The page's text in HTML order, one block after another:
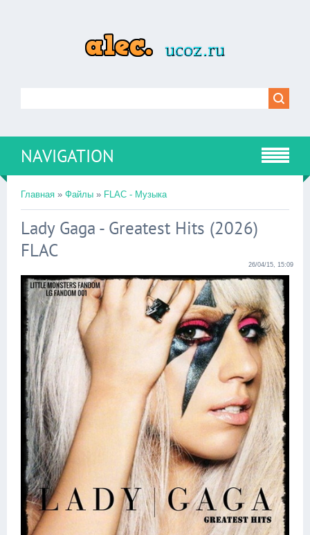
NAVIGATION
Главная » Файлы » FLAC - Музыка
Lady Gaga - Greatest Hits (2026)
FLAC
26/04/15, 15:09